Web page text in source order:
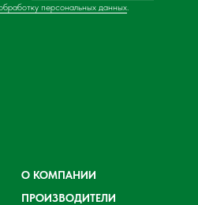
персональных данных.
О КОМПАНИИ
ПРОИЗВОДИТЕЛИ